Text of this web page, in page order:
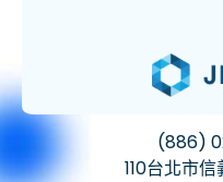
(886)
110台北市